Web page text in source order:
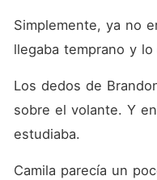
Simplemente, ya no
llegaba temprano y
Los dedos de
sobre el volante. Y
estudiaba.
Camila parecía un